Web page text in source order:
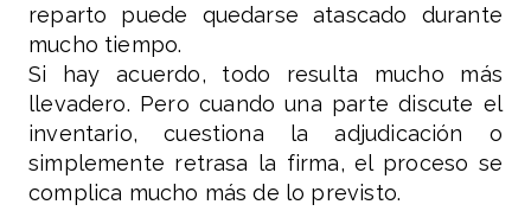
reparto puede quedarse atascado durante
mucho tiempo.
Si hay acuerdo, todo resulta mucho más
llevadero. Pero cuando una parte discute el
inventario, cuestiona la adjudicación o
simplemente retrasa la firma, el proceso se
complica mucho más de lo previsto.